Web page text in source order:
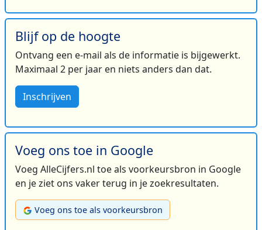
Blijf op de hoogte
Ontvang een e-mail als de informatie is bijgewerkt.
Maximaal 2 per jaar en niets anders dan dat.
Inschrijven
Voeg ons toe in Google
Voeg AlleCijfers.nl toe als voorkeursbron in Google
en je ziet ons vaker terug in je zoekresultaten.
Voeg ons toe als voorkeursbron